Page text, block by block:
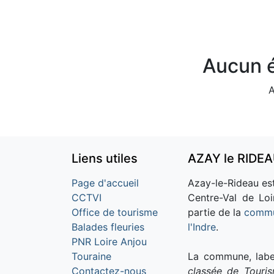
Aucun
Liens utiles
Page d'accueil
CCTVI
Office de tourisme
Balades fleuries
PNR Loire Anjou
Touraine
Contactez-nous
AZAY le
Azay-le-Rideau
Centre-Val de
partie de la
l'Indre.
La commune,
classée de